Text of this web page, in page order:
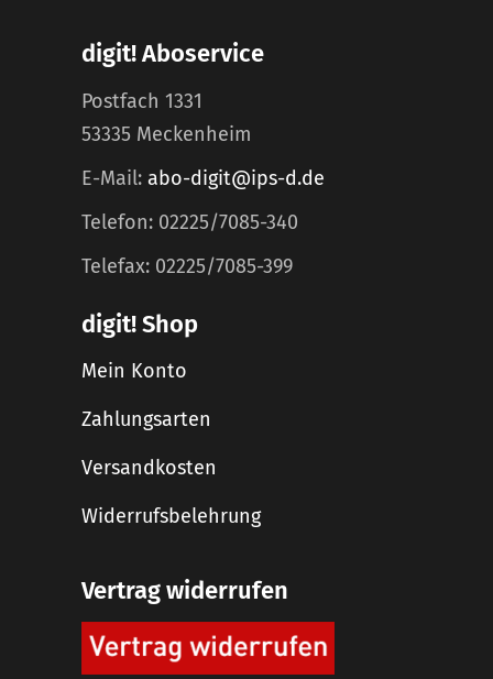
digit! Aboservice
Postfach 1331
53335 Meckenheim
E-Mail: abo-digit@ips-d.de
Telefon: 02225/7085-340
Telefax: 02225/7085-399
digit! Shop
Mein Konto
Zahlungsarten
Versandkosten
Widerrufsbelehrung
Vertrag widerrufen